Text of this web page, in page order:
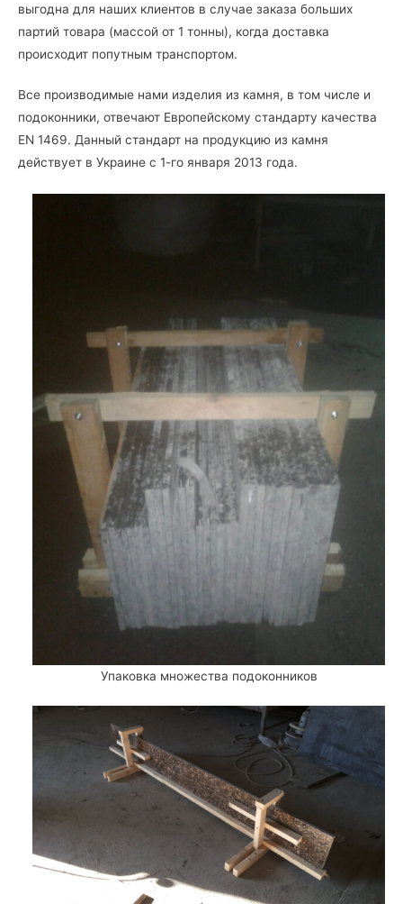
выгодна для наших клиентов в случае заказа больших
партий товара (массой от 1 тонны), когда доставка
происходит попутным транспортом.
Все производимые нами изделия из камня, в том числе и
подоконники, отвечают Европейскому стандарту качества
EN 1469. Данный стандарт на продукцию из камня
действует в Украине с 1-го января 2013 года.
Упаковка множества подоконников